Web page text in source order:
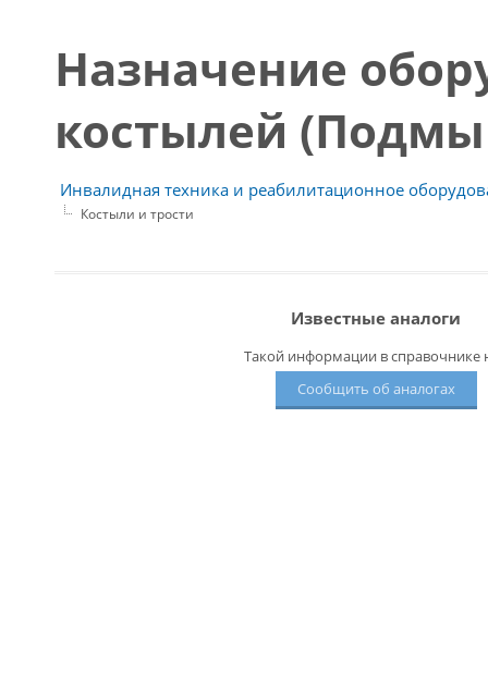
Назначение
костылей
Инвалидная техника и реабилитационное
Костыли и трости
Известные аналоги
Такой информации в справочнике
Сообщить об аналогах